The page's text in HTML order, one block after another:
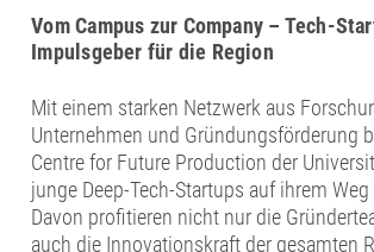
Vom Campus zur Company – Tech-
Impulsgeber für die Region
Mit einem starken Netzwerk aus
Unternehmen und Gründungsförderung
Centre for Future Production der
junge Deep-Tech-Startups auf ihrem
Davon profitieren nicht nur die
auch die Innovationskraft der gesamten